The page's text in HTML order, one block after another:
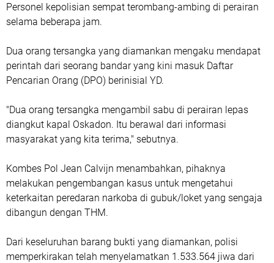
Personel kepolisian sempat terombang-ambing di perairan
selama beberapa jam.
Dua orang tersangka yang diamankan mengaku mendapat
perintah dari seorang bandar yang kini masuk Daftar
Pencarian Orang (DPO) berinisial YD.
"Dua orang tersangka mengambil sabu di perairan lepas
diangkut kapal Oskadon. Itu berawal dari informasi
masyarakat yang kita terima," sebutnya.
Kombes Pol Jean Calvijn menambahkan, pihaknya
melakukan pengembangan kasus untuk mengetahui
keterkaitan peredaran narkoba di gubuk/loket yang sengaja
dibangun dengan THM.
Dari keseluruhan barang bukti yang diamankan, polisi
memperkirakan telah menyelamatkan 1.533.564 jiwa dari